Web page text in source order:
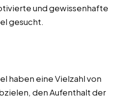
und gewissenhafte
gesucht.
haben eine Vielzahl von
den Aufenthalt der